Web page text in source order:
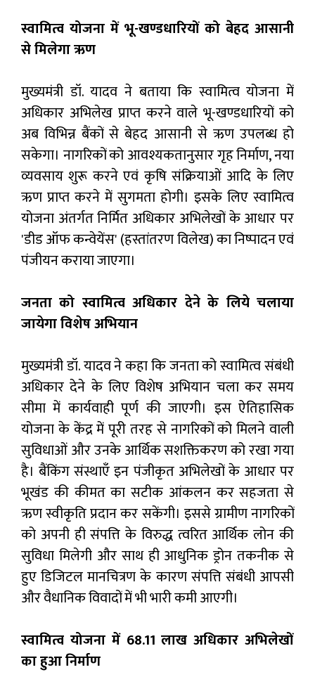
स्वामित्व योजना में भू-खण्डधारियों को बेहद आसानी
से मिलेगा ऋण
मुख्यमंत्री डॉ. यादव ने बताया कि स्वामित्व योजना में
अधिकार अभिलेख प्राप्त करने वाले भू-खण्डधारियों को
अब विभिन्न बैंकों से बेहद आसानी से ऋण उपलब्ध हो
सकेगा। नागरिकों को आवश्यकतानुसार गृह निर्माण, नया
व्यवसाय शुरू करने एवं कृषि संक्रियाओं आदि के लिए
ऋण प्राप्त करने में सुगमता होगी। इसके लिए स्वामित्व
योजना अंतर्गत निर्मित अधिकार अभिलेखों के आधार पर
'डीड ऑफ कन्वेयेंस' (हस्तांतरण विलेख) का निष्पादन एवं
पंजीयन कराया जाएगा।
जनता को स्वामित्व अधिकार देने के लिये चलाया
जायेगा विशेष अभियान
मुख्यमंत्री डॉ. यादव ने कहा कि जनता को स्वामित्व संबंधी
अधिकार देने के लिए विशेष अभियान चला कर समय
सीमा में कार्यवाही पूर्ण की जाएगी। इस ऐतिहासिक
योजना के केंद्र में पूरी तरह से नागरिकों को मिलने वाली
सुविधाओं और उनके आर्थिक सशक्तिकरण को रखा गया
है। बैंकिंग संस्थाएँ इन पंजीकृत अभिलेखों के आधार पर
भूखंड की कीमत का सटीक आंकलन कर सहजता से
ऋण स्वीकृति प्रदान कर सकेंगी। इससे ग्रामीण नागरिकों
को अपनी ही संपत्ति के विरुद्ध त्वरित आर्थिक लोन की
सुविधा मिलेगी और साथ ही आधुनिक ड्रोन तकनीक से
हुए डिजिटल मानचित्रण के कारण संपत्ति संबंधी आपसी
और वैधानिक विवादों में भी भारी कमी आएगी।
स्वामित्व योजना में 68.11 लाख अधिकार अभिलेखों
का हुआ निर्माण